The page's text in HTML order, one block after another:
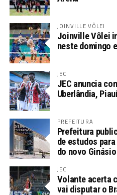
JOINVILLE VÔLEI
Joinville Vôlei
neste domingo
JEC
JEC anuncia
Uberlândia,
PREFEITURA
Prefeitura
de estudos
do novo
JEC
Volante acerta
vai disputar o